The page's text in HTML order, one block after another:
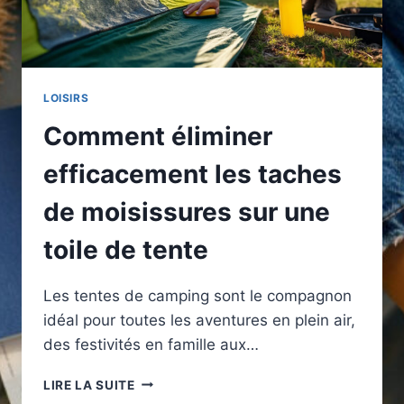
LOISIRS
Comment éliminer
efficacement les taches
de moisissures sur une
toile de tente
Les tentes de camping sont le compagnon
idéal pour toutes les aventures en plein air,
des festivités en famille aux…
LIRE LA SUITECOMMENT